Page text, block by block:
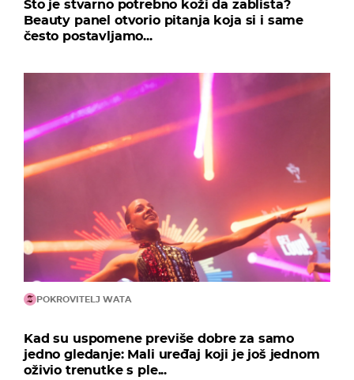
Što je stvarno potrebno koži da zablista?
Beauty panel otvorio pitanja koja si i same
često postavljamo...
POKROVITELJ WATA
Kad su uspomene previše dobre za samo
jedno gledanje: Mali uređaj koji je još jednom
oživio trenutke s ple...